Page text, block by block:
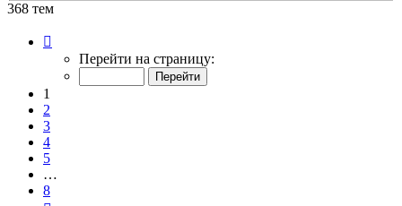
368 тем
Перейти на страницу:
1
2
3
4
5
…
8